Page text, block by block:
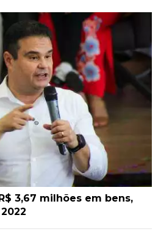
3,67 milhões em bens,